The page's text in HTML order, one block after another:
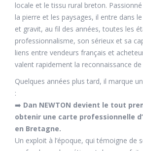
locale et le tissu rural breton.
la pierre et les paysages, il entre dans
et gravit, au fil des années, toutes les
professionnalisme, son sérieux et sa
liens entre vendeurs français et
valent rapidement la reconnaissance de
Quelques années plus tard, il marque
:
➡️ Dan NEWTON devient le tout
obtenir une carte professionnelle
en Bretagne.
Un exploit à l’époque, qui témoigne de